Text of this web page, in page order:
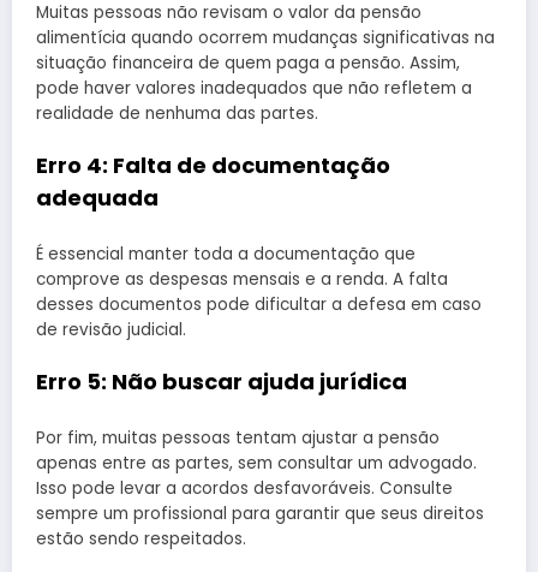
Muitas pessoas não revisam o valor da pensão
alimentícia quando ocorrem mudanças significativas na
situação financeira de quem paga a pensão. Assim,
pode haver valores inadequados que não refletem a
realidade de nenhuma das partes.
Erro 4: Falta de documentação
adequada
É essencial manter toda a documentação que
comprove as despesas mensais e a renda. A falta
desses documentos pode dificultar a defesa em caso
de revisão judicial.
Erro 5: Não buscar ajuda jurídica
Por fim, muitas pessoas tentam ajustar a pensão
apenas entre as partes, sem consultar um advogado.
Isso pode levar a acordos desfavoráveis. Consulte
sempre um profissional para garantir que seus direitos
estão sendo respeitados.